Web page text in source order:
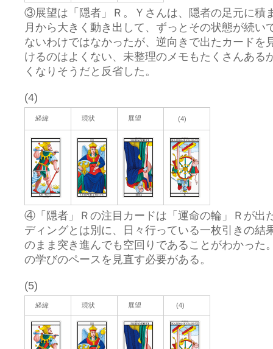
③展望は「隠者」Ｒ。Ｙさんは、隠者の足元に積
月から大きく動き出して、ずっとその状態が続い
ないわけではなかったが、逆向きで出たカードを
けるのはよくない、未整理のメモもたくさんある
くなりそうだと反省した。
(4)
経緯 現状 展望 (4)
④「隠者」Ｒの注目カードは「運命の輪」Ｒが出
ディングとは別に、日々行っている一枚引きの結
のまま突き進んでも空回りであることがわかった
の学びのペースを見直す必要がある。
(5)
経緯 現状 展望 (4)